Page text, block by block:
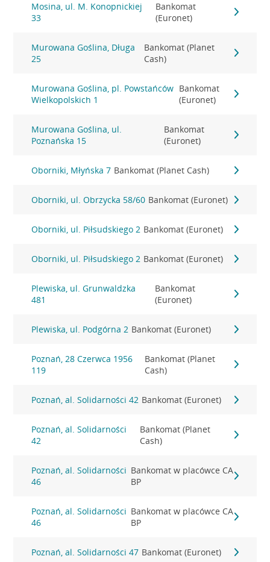
Mosina, ul. M. Konopnickiej
33
Bankomat
(Euronet)
Murowana Goślina, Długa
25
Bankomat (Planet
Cash)
Murowana Goślina, pl. Powstańców
Wielkopolskich 1
Bankomat
(Euronet)
Murowana Goślina, ul.
Poznańska 15
Bankomat
(Euronet)
Oborniki, Młyńska 7 Bankomat (Planet Cash)
Oborniki, ul. Obrzycka 58/60 Bankomat (Euronet)
Oborniki, ul. Piłsudskiego 2 Bankomat (Euronet)
Oborniki, ul. Piłsudskiego 2 Bankomat (Euronet)
Plewiska, ul. Grunwaldzka
481
Bankomat
(Euronet)
Plewiska, ul. Podgórna 2 Bankomat (Euronet)
Poznań, 28 Czerwca 1956
119
Bankomat (Planet
Cash)
Poznań, al. Solidarności 42 Bankomat (Euronet)
Poznań, al. Solidarności
42
Bankomat (Planet
Cash)
Poznań, al. Solidarności
46
Bankomat w placówce CA
BP
Poznań, al. Solidarności
46
Bankomat w placówce CA
BP
Poznań, al. Solidarności 47 Bankomat (Euronet)